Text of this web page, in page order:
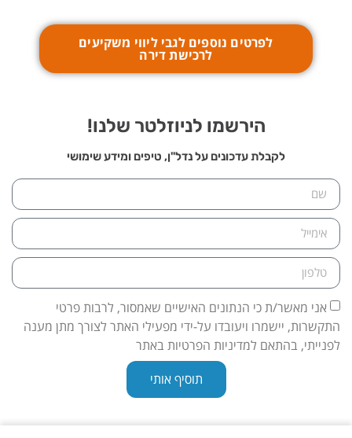
לפרטים נוספים לגבי ליווי משקיעים
לרכישת דירה
הירשמו לניוזלטר שלנו!
לקבלת עדכונים על נדל"ן, טיפים ומידע שימושי
אני מאשר/ת כי הנתונים האישיים שאמסור, לרבות פרטי
התקשרות, יישמרו ויעובדו על-ידי מפעילי האתר לצורך מתן מענה
לפנייתי, בהתאם למדיניות הפרטיות באתר
תוסיף אותי